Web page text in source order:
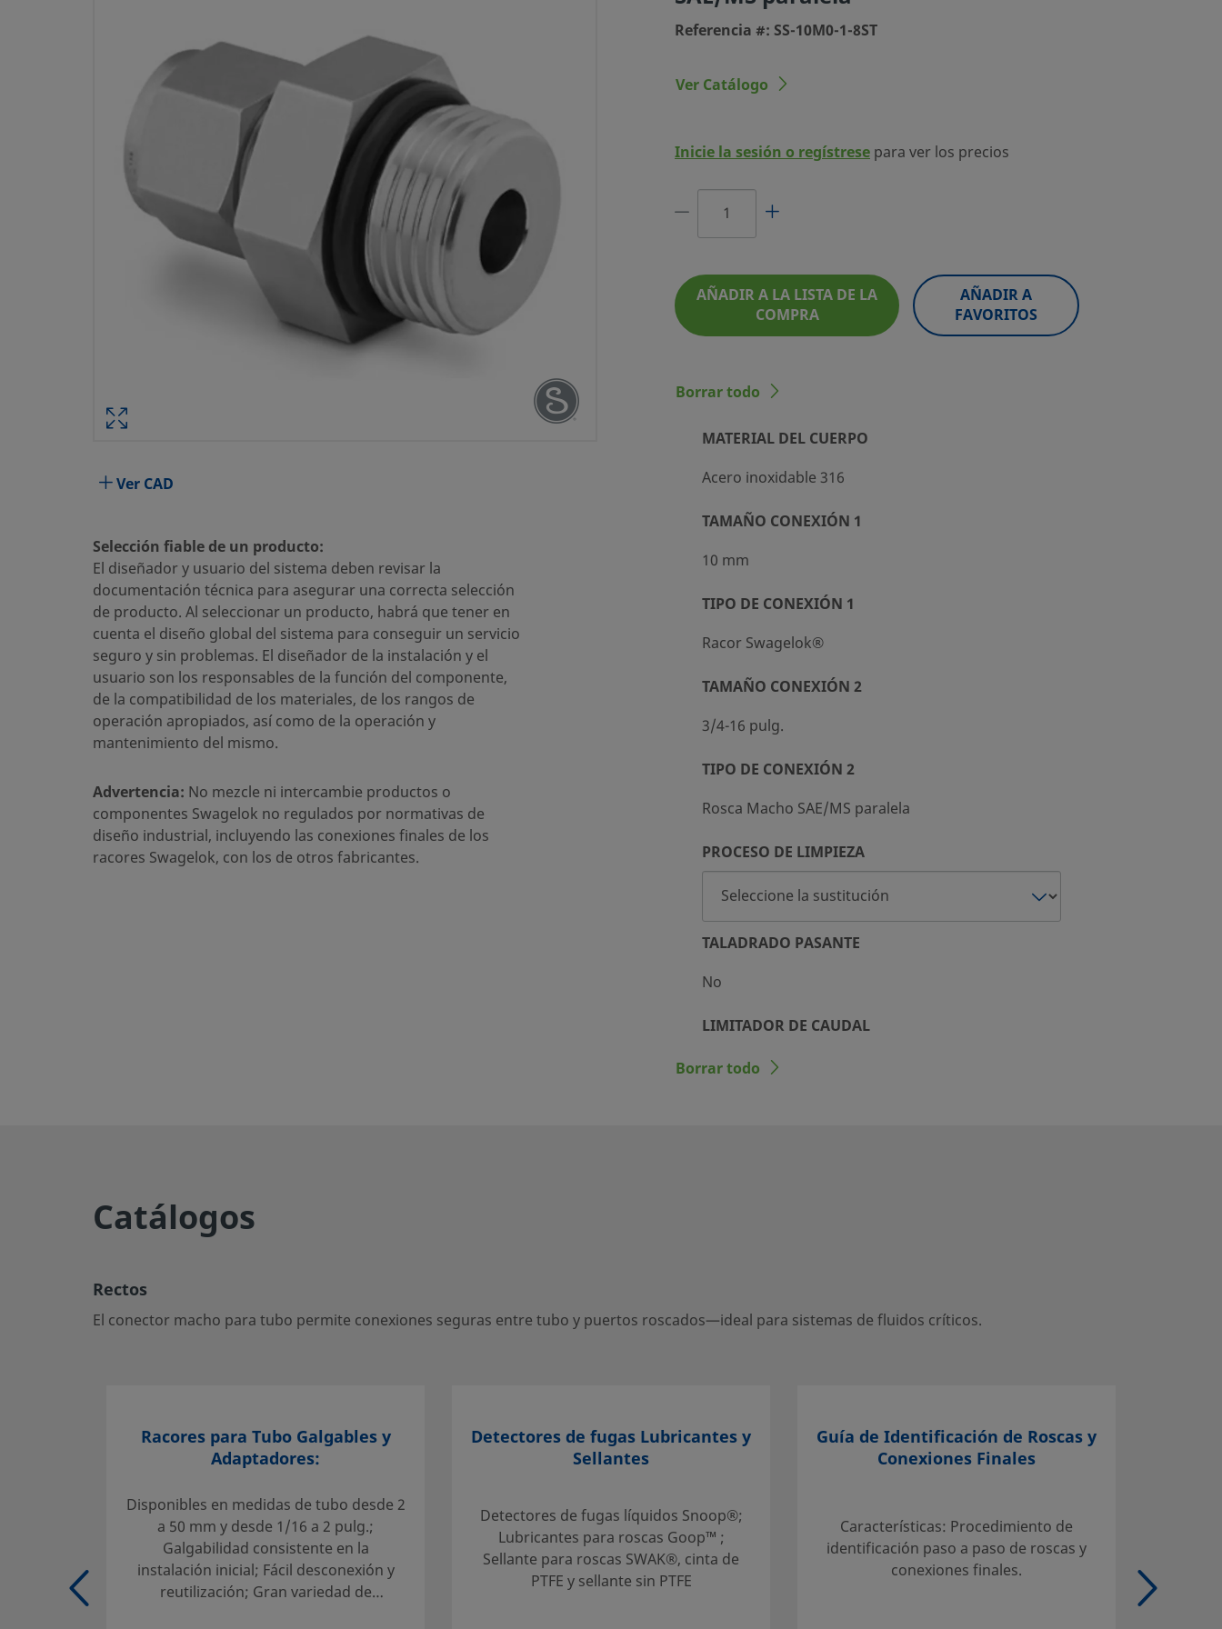
CONECTOR MACHO SWAGELOK DE ACERO
INOX., 10 MM OD X 3/4-16 ROSCA SAE/MS
PARALELA
REFERENCIA #: SS-10M0-1-8ST
Tamaño conexión 1
10 mm
Tipo de conexión 1
Racor Swagelok®
Tamaño conexión 2
3/4-16 pulg.
Tipo de conexión 2
Rosca Macho SAE/MS paralela
Limitador de Caudal
No
Dow Corning 111
37030703
eClass (5.1.4)
37020590
37020590
Exportar CSV
—ideal para sistemas de fluidos críticos.
Inicie la sesión o regístresepara ver los precios
y servicio. También pueden informarle sobre los servicios de apoyo para ayudarle a sacar
el máximo partido a su inversión.
Contacte con Nosotros
Selección fiable de un producto:
El diseñador y usuario del sistema deben revisar la documentación técnica
Ver CAD
Selección fiable de un producto:
El diseñador y usuario del sistema deben revisar la
documentación técnica para asegurar una correcta selección
de producto. Al seleccionar un producto, habrá que tener en
cuenta el diseño global del sistema para conseguir un servicio
seguro y sin problemas. El diseñador de la instalación y el
usuario son los responsables de la función del componente,
de la compatibilidad de los materiales, de los rangos de
operación apropiados, así como de la operación y
mantenimiento del mismo.
Advertencia: No mezcle ni intercambie productos o
componentes Swagelok no regulados por normativas de
diseño industrial, incluyendo las conexiones finales de los
racores Swagelok, con los de otros fabricantes.
Referencia #: SS-10M0-1-8ST
Ver Catálogo
Inicie la sesión o regístrese para ver los precios
AÑADIR A LA LISTA DE LA
COMPRA
AÑADIR A
FAVORITOS
Borrar todo
Acero inoxidable 316
MATERIAL DEL CUERPO
10 mm
TAMAÑO CONEXIÓN 1
Racor Swagelok®
TIPO DE CONEXIÓN 1
3/4-16 pulg.
TAMAÑO CONEXIÓN 2
Rosca Macho SAE/MS paralela
TIPO DE CONEXIÓN 2
PROCESO DE LIMPIEZA
No
TALADRADO PASANTE
No
LIMITADOR DE CAUDAL
Borrar todo
Catálogos
Rectos
El conector macho para tubo permite conexiones seguras entre tubo y puertos roscados—ideal para sistemas de fluidos críticos.
Racores para Tubo Galgables y
Adaptadores:
Disponibles en medidas de tubo desde 2
a 50 mm y desde 1/16 a 2 pulg.;
Galgabilidad consistente en la
instalación inicial; Fácil desconexión y
reutilización; Gran variedad de
Detectores de fugas Lubricantes y
Sellantes
Detectores de fugas líquidos Snoop®;
Lubricantes para roscas Goop™ ;
Sellante para roscas SWAK®, cinta de
PTFE y sellante sin PTFE
Guía de Identificación de Roscas y
Conexiones Finales
Características: Procedimiento de
identificación paso a paso de roscas y
conexiones finales.